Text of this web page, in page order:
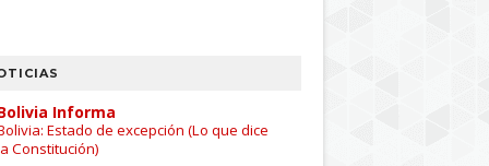
Informa
Estado de excepción (Lo que dice
Constitución)